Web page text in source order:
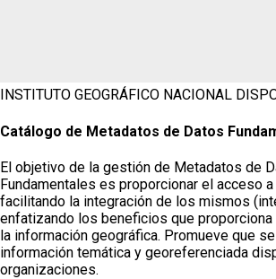
INSTITUTO GEOGRÁFICO NACIONAL
Catálogo de Metadatos de Datos
El objetivo de la gestión de Metadatos de
Fundamentales es proporcionar el acceso
facilitando la integración de los mismos
enfatizando los beneficios que
la información geográfica. Promueve que
información temática y georeferenciada
organizaciones.